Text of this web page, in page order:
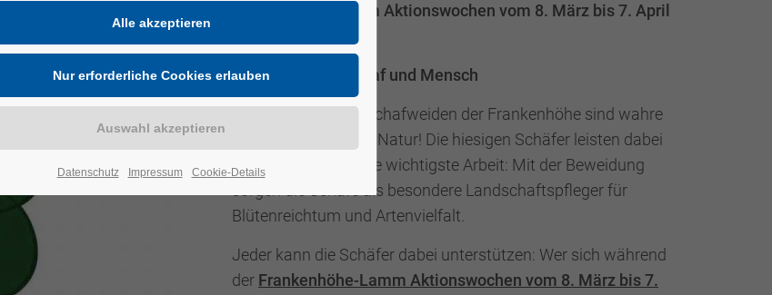
Frankenhöhe-Lamm Aktionswochen vom 8. März bis 7. April
Wildkräuter für Schaf und Mensch
Die kräuterreichen Schafweiden der Frankenhöhe sind wahre
Schatzkästchen der Natur! Die hiesigen Schäfer leisten dabei
mit ihren Schafen die wichtigste Arbeit: Mit der Beweidung
sorgen die Schafe als besondere Landschaftspfleger für
Blütenreichtum und Artenvielfalt.
Jeder kann die Schäfer dabei unterstützen: Wer sich während
der Frankenhöhe-Lamm Aktionswochen vom 8. März bis 7.
Datenschutz Impressum Cookie-Details